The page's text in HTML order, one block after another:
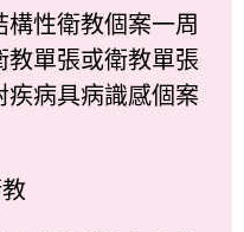
性衛教個案一周
教單張或衛教單張
疾病具病識感個案